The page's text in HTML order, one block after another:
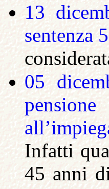
13
sentenza
05
Infatti
45 anni